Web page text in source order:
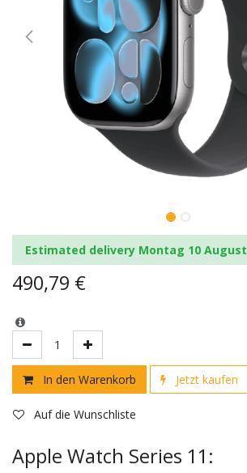
Estimated delivery Montag 10 August
490,79 €
In den Warenkorb Jetzt kaufen
Auf die Wunschliste
Apple Watch Series 11: